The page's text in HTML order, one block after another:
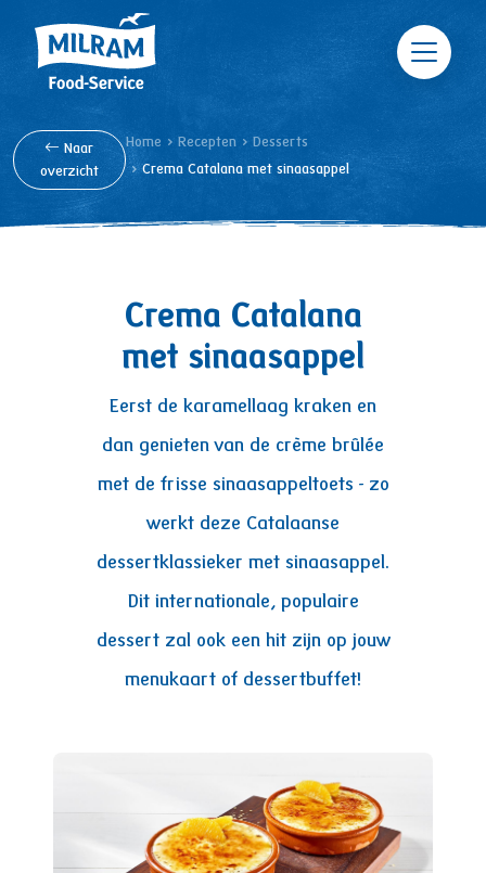
Skip to main content
Naar
overzicht
Breadcrumb
Home Recepten
Desserts
Crema Catalana met sinaasappel
Crema Catalana
met sinaasappel
Eerst de karamellaag kraken en
dan genieten van de crème brûlée
met de frisse sinaasappeltoets - zo
werkt deze Catalaanse
dessertklassieker met sinaasappel.
Dit internationale, populaire
dessert zal ook een hit zijn op jouw
menukaart of dessertbuffet!